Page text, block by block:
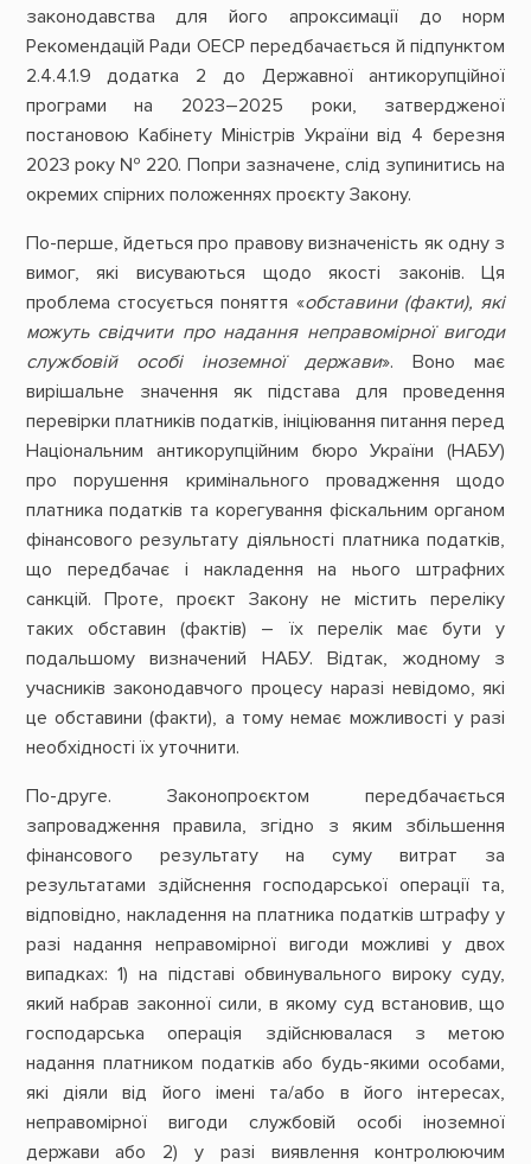
законодавства для його апроксимації до норм
Рекомендацій Ради ОЕСР передбачається й підпунктом
2.4.4.1.9 додатка 2 до Державної антикорупційної
програми на 2023–2025 роки, затвердженої
постановою Кабінету Міністрів України від 4 березня
2023 року № 220. Попри зазначене, слід зупинитись на
окремих спірних положеннях проєкту Закону.
По-перше, йдеться про правову визначеність як одну з
вимог, які висуваються щодо якості законів. Ця
проблема стосується поняття «обставини (факти), які
можуть свідчити про надання неправомірної вигоди
службовій особі іноземної держави». Воно має
вирішальне значення як підстава для проведення
перевірки платників податків, ініціювання питання перед
Національним антикорупційним бюро України (НАБУ)
про порушення кримінального провадження щодо
платника податків та корегування фіскальним органом
фінансового результату діяльності платника податків,
що передбачає і накладення на нього штрафних
санкцій. Проте, проєкт Закону не містить переліку
таких обставин (фактів) – їх перелік має бути у
подальшому визначений НАБУ. Відтак, жодному з
учасників законодавчого процесу наразі невідомо, які
це обставини (факти), а тому немає можливості у разі
необхідності їх уточнити.
По-друге. Законопроєктом передбачається
запровадження правила, згідно з яким збільшення
фінансового результату на суму витрат за
результатами здійснення господарської операції та,
відповідно, накладення на платника податків штрафу у
разі надання неправомірної вигоди можливі у двох
випадках: 1) на підставі обвинувального вироку суду,
який набрав законної сили, в якому суд встановив, що
господарська операція здійснювалася з метою
надання платником податків або будь-якими особами,
які діяли від його імені та/або в його інтересах,
неправомірної вигоди службовій особі іноземної
держави або 2) у разі виявлення контролюючим